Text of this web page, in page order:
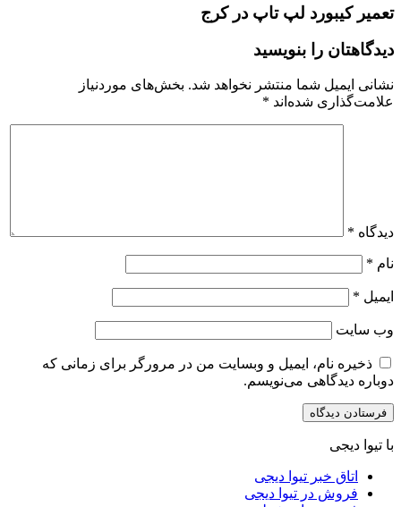
تعمیر کیبورد لپ تاپ در کرج
دیدگاهتان را بنویسید
نشانی ایمیل شما منتشر نخواهد شد. بخش‌های موردنیاز
علامت‌گذاری شده‌اند *
دیدگاه *
نام *
ایمیل *
وب‌ سایت
ذخیره نام، ایمیل و وبسایت من در مرورگر برای زمانی که
دوباره دیدگاهی می‌نویسم.
با تیوا دیجی
اتاق خبر تیوا دیجی
فروش در تیوا دیجی